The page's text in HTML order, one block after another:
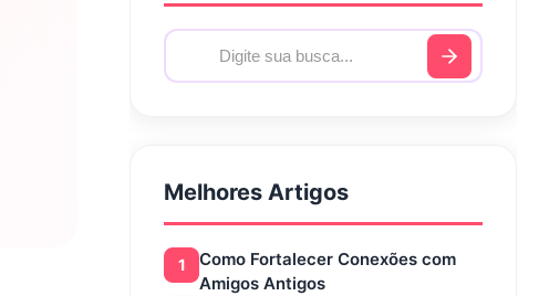
Melhores Artigos
1
Como Fortalecer Conexões com
Amigos Antigos